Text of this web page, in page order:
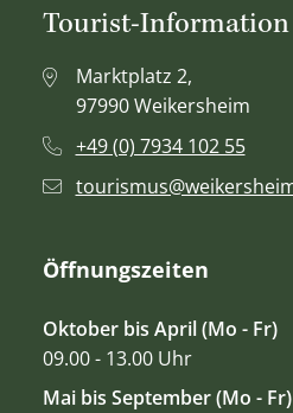
Tourist-Information
Marktplatz 2,
97990 Weikersheim
+49 (0) 7934 102 55
Öffnungszeiten
Oktober bis April (Mo - Fr)
09.00 - 13.00 Uhr
Mai bis September (Mo - Fr)